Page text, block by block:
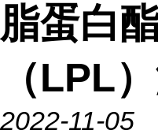
脂蛋白
（LPL
2022-11-05